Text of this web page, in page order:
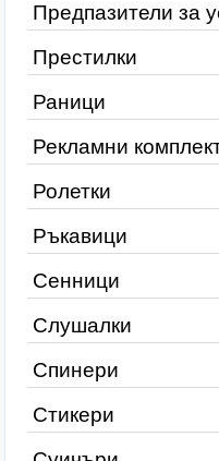
Предпазители за
Престилки
Раници
Рекламни
Ролетки
Ръкавици
Сенници
Слушалки
Спинери
Стикери